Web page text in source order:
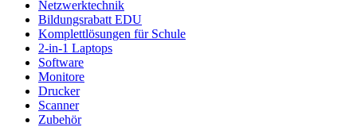
Netzwerktechnik
Bildungsrabatt EDU
Komplettlösungen für Schule
2-in-1 Laptops
Software
Monitore
Drucker
Scanner
Zubehör